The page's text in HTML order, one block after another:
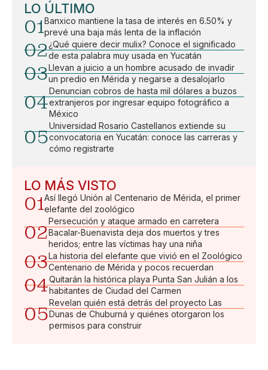
LO ÚLTIMO
01Banxico mantiene la tasa de interés en 6.50% y
prevé una baja más lenta de la inflación
02¿Qué quiere decir mulix? Conoce el significado
de esta palabra muy usada en Yucatán
03Llevan a juicio a un hombre acusado de invadir
un predio en Mérida y negarse a desalojarlo
04
Denuncian cobros de hasta mil dólares a buzos
extranjeros por ingresar equipo fotográfico a
México
05
Universidad Rosario Castellanos extiende su
convocatoria en Yucatán: conoce las carreras y
cómo registrarte
LO MÁS VISTO
01Así llegó Unión al Centenario de Mérida, el primer
elefante del zoológico
02
Persecución y ataque armado en carretera
Bacalar-Buenavista deja dos muertos y tres
heridos; entre las víctimas hay una niña
03La historia del elefante que vivió en el Zoológico
Centenario de Mérida y pocos recuerdan
04Quitarán la histórica playa Punta San Julián a los
habitantes de Ciudad del Carmen
05
Revelan quién está detrás del proyecto Las
Dunas de Chuburná y quiénes otorgaron los
permisos para construir